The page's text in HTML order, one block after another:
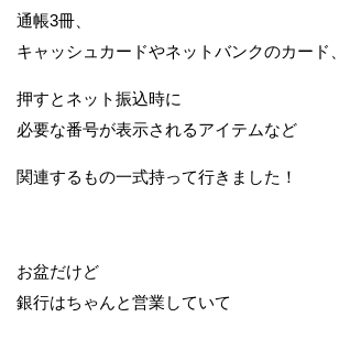
通帳3冊、
キャッシュカードやネットバンクのカード、
押すとネット振込時に
必要な番号が表示されるアイテムなど
関連するもの一式持って行きました！
お盆だけど
銀行はちゃんと営業していて